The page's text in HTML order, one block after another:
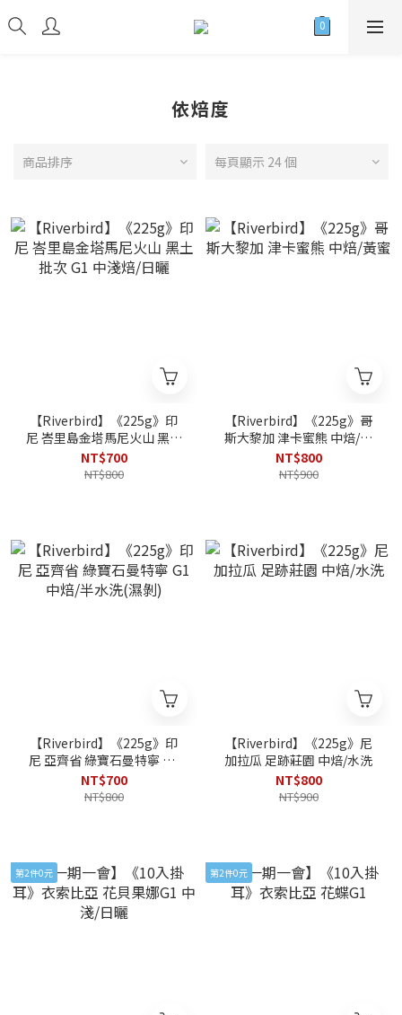
依焙度
商品排序 每頁顯示 24 個
【Riverbird】《225g》印
尼 峇里島金塔馬尼火山 黑土
批次 G1 中淺焙/日曬
NT$700
NT$800
【Riverbird】《225g》哥
斯大黎加 津卡蜜熊 中焙/黃
蜜
NT$800
NT$900
【Riverbird】《225g》印
尼 亞齊省 綠寶石曼特寧 G1
中焙/半水洗(濕剝)
NT$700
NT$800
【Riverbird】《225g》尼
加拉瓜 足跡莊園 中焙/水洗
NT$800
NT$900
第2件0元 第2件0元